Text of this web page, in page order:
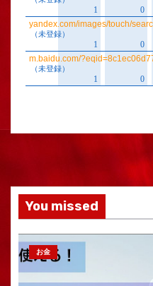
You missed
お金